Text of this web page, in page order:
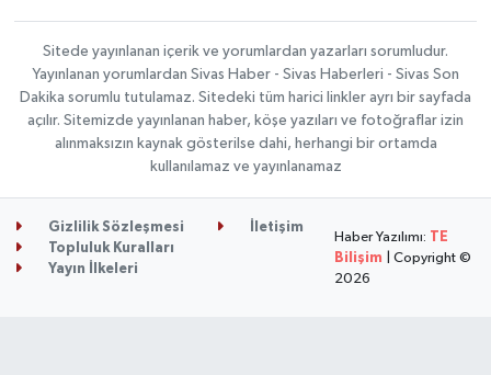
Sitede yayınlanan içerik ve yorumlardan yazarları sorumludur.
Yayınlanan yorumlardan Sivas Haber - Sivas Haberleri - Sivas Son
Dakika sorumlu tutulamaz. Sitedeki tüm harici linkler ayrı bir sayfada
açılır. Sitemizde yayınlanan haber, köşe yazıları ve fotoğraflar izin
alınmaksızın kaynak gösterilse dahi, herhangi bir ortamda
kullanılamaz ve yayınlanamaz
Gizlilik Sözleşmesi
İletişim
Topluluk Kuralları
Yayın İlkeleri
Haber Yazılımı: TE
Bilişim | Copyright ©
2026